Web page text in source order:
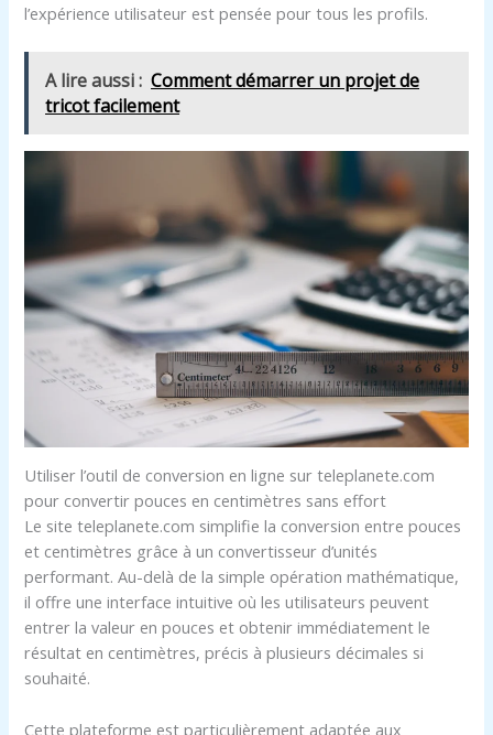
l’expérience utilisateur est pensée pour tous les profils.
A lire aussi : Comment démarrer un projet de
tricot facilement
Utiliser l’outil de conversion en ligne sur teleplanete.com
pour convertir pouces en centimètres sans effort
Le site teleplanete.com simplifie la conversion entre pouces
et centimètres grâce à un convertisseur d’unités
performant. Au-delà de la simple opération mathématique,
il offre une interface intuitive où les utilisateurs peuvent
entrer la valeur en pouces et obtenir immédiatement le
résultat en centimètres, précis à plusieurs décimales si
souhaité.
Cette plateforme est particulièrement adaptée aux